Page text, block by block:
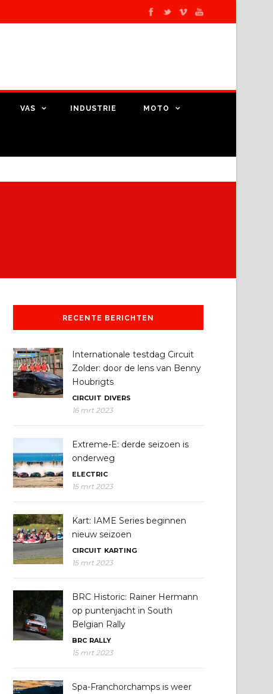
VAS INDUSTRIE MOTO
RECENTE BERICHTEN
Internationale testdag Circuit
Zolder: door de lens van Benny
Houbrigts
CIRCUIT DIVERS
16 mrt 2023
Extreme-E: derde seizoen is
onderweg
ELECTRIC
15 mrt 2023
Kart: IAME Series beginnen
nieuw seizoen
CIRCUIT KARTING
15 mrt 2023
BRC Historic: Rainer Hermann
op puntenjacht in South
Belgian Rally
BRC RALLY
15 mrt 2023
Spa-Franchorchamps is weer